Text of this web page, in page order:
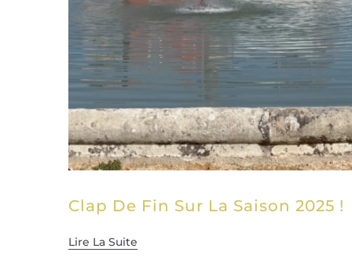
Clap De Fin Sur La Saison 2025 !
Lire La Suite